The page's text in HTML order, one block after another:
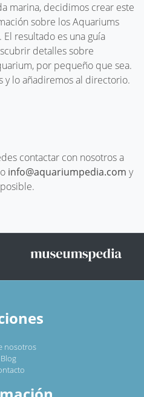
marina, decidimos crear este
sobre los Aquariums
resultado es una guía
detalles sobre
por pequeño que sea.
y lo añadiremos al directorio.
contactar con nosotros a
info@aquariumpedia.com y
nosotros
Blog